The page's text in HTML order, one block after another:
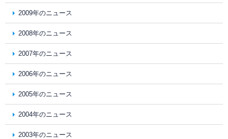
2009年のニュース
2008年のニュース
2007年のニュース
2006年のニュース
2005年のニュース
2004年のニュース
2003年のニュース